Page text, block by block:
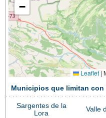
−
Leaflet|
Municipios que limitan con
Sargentes de la
Lora
Valle